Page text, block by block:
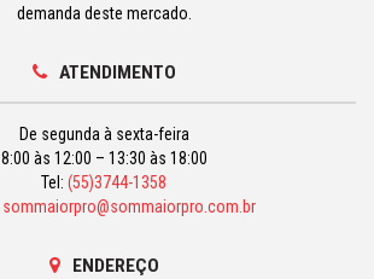
demanda deste mercado.
ATENDIMENTO
De segunda à sexta-feira
8:00 às 12:00 – 13:30 às 18:00
Tel: (55)3744-1358
sommaiorpro@sommaiorpro.com.br
ENDEREÇO